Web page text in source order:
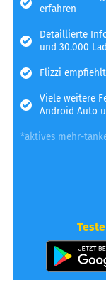
erfahren
Detaillierte
und 30.000
Flizzi
Viele weitere
Android Auto
*aktives mehr-